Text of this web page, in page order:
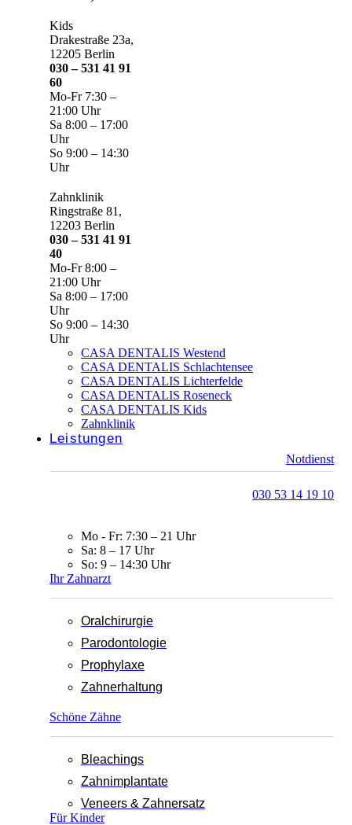
Kids
Drakestraße 23a,
12205 Berlin
030 – 531 41 91
60
Mo-Fr 7:30 –
21:00 Uhr
Sa 8:00 – 17:00
Uhr
So 9:00 – 14:30
Uhr
Zahnklinik
Ringstraße 81,
12203 Berlin
030 – 531 41 91
40
Mo-Fr 8:00 –
21:00 Uhr
Sa 8:00 – 17:00
Uhr
So 9:00 – 14:30
Uhr
CASA DENTALIS Westend
CASA DENTALIS Schlachtensee
CASA DENTALIS Lichterfelde
CASA DENTALIS Roseneck
CASA DENTALIS Kids
Zahnklinik
Leistungen
Notdienst
030 53 14 19 10
Mo - Fr: 7:30 – 21 Uhr
Sa: 8 – 17 Uhr
So: 9 – 14:30 Uhr
Ihr Zahnarzt
Oralchirurgie
Parodontologie
Prophylaxe
Zahnerhaltung
Schöne Zähne
Bleachings
Zahnimplantate
Veneers & Zahnersatz
Für Kinder